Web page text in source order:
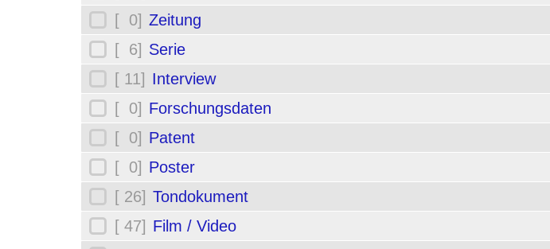
[ 0] Zeitung
[ 6] Serie
[ 11] Interview
[ 0] Forschungsdaten
[ 0] Patent
[ 0] Poster
[ 26] Tondokument
[ 47] Film / Video